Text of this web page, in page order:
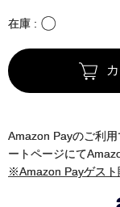
在庫 〇
Amazon Payのご利
ートページにて
※Amazon Payゲスト